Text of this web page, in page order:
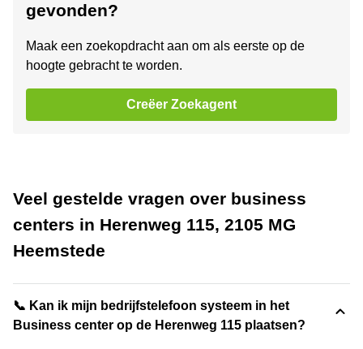
gevonden?
Maak een zoekopdracht aan om als eerste op de
hoogte gebracht te worden.
Creëer Zoekagent
Veel gestelde vragen over business
centers in Herenweg 115, 2105 MG
Heemstede
📞 Kan ik mijn bedrijfstelefoon systeem in het
Business center op de Herenweg 115 plaatsen?